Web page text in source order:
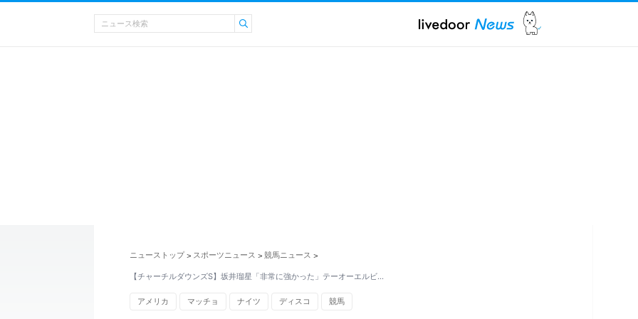
ニューストップ > スポーツニュース > 競馬ニュース >
【チャーチルダウンズS】坂井瑠星「非常に強かった」テーオーエルビ…
アメリカ マッチョ ナイツ ディスコ 競馬